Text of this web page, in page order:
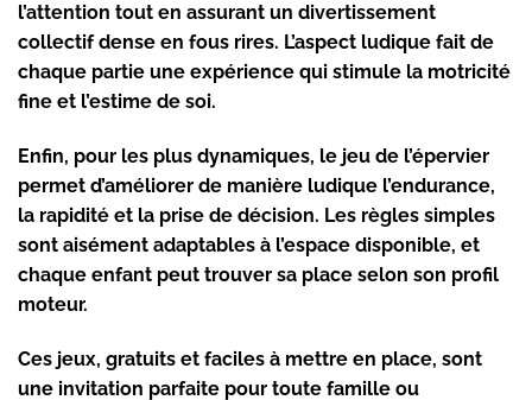
l’attention tout en assurant un divertissement
collectif dense en fous rires. L’aspect ludique fait de
chaque partie une expérience qui stimule la motricité
fine et l’estime de soi.
Enfin, pour les plus dynamiques, le jeu de l’épervier
permet d’améliorer de manière ludique l’endurance,
la rapidité et la prise de décision. Les règles simples
sont aisément adaptables à l’espace disponible, et
chaque enfant peut trouver sa place selon son profil
moteur.
Ces jeux, gratuits et faciles à mettre en place, sont
une invitation parfaite pour toute famille ou